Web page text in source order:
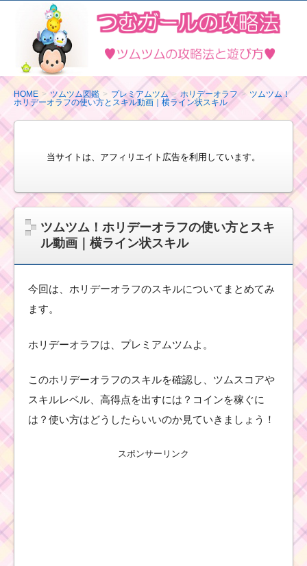
ム
ツ
ム
の
攻
略
び
方
HOME ツムツム図鑑 プレミアムツム ホリデーオラフ
ツムツム！
ホリデーオラフの使い方とスキル動画｜横ライン状スキル
当サイトは、アフィリエイト広告を利用しています。
ツムツム！ホリデーオラフの使い方とスキ
ル動画｜横ライン状スキル
今回は、ホリデーオラフのスキルについてまとめてみ
ます。
ホリデーオラフは、プレミアムツムよ。
このホリデーオラフのスキルを確認し、ツムスコアや
スキルレベル、高得点を出すには？コインを稼ぐに
は？使い方はどうしたらいいのか見ていきましょう！
スポンサーリンク